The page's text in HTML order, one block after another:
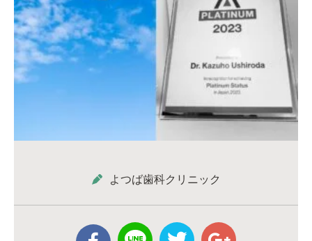
よつば歯科クリニック